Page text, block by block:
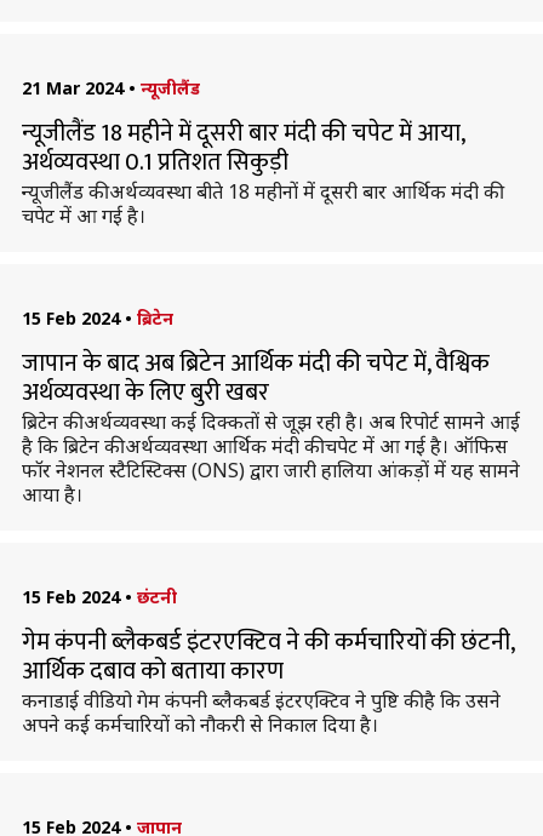
21 Mar 2024 • न्यूजीलैंड
न्यूजीलैंड 18 महीने में दूसरी बार मंदी की चपेट में आया,
अर्थव्यवस्था 0.1 प्रतिशत सिकुड़ी
न्यूजीलैंड की अर्थव्यवस्था बीते 18 महीनों में दूसरी बार आर्थिक मंदी की
चपेट में आ गई है।
15 Feb 2024 • ब्रिटेन
जापान के बाद अब ब्रिटेन आर्थिक मंदी की चपेट में, वैश्विक
अर्थव्यवस्था के लिए बुरी खबर
ब्रिटेन की अर्थव्यवस्था कई दिक्कतों से जूझ रही है। अब रिपोर्ट सामने आई
है कि ब्रिटेन की अर्थव्यवस्था आर्थिक मंदी की चपेट में आ गई है। ऑफिस
फॉर नेशनल स्टैटिस्टिक्स (ONS) द्वारा जारी हालिया आंकड़ों में यह सामने
आया है।
15 Feb 2024 • छंटनी
गेम कंपनी ब्लैकबर्ड इंटरएक्टिव ने की कर्मचारियों की छंटनी,
आर्थिक दबाव को बताया कारण
कनाडाई वीडियो गेम कंपनी ब्लैकबर्ड इंटरएक्टिव ने पुष्टि की है कि उसने
अपने कई कर्मचारियों को नौकरी से निकाल दिया है।
15 Feb 2024 • जापान